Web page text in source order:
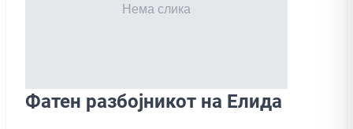
Фатен разбојникот на Елида